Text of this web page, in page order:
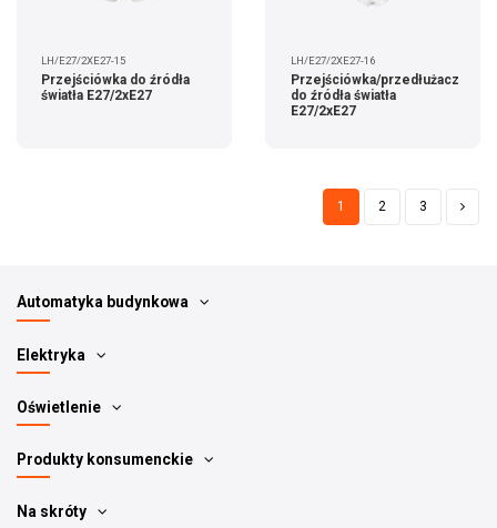
LH/E27/2XE27-15
Przejściówka do źródła
światła E27/2xE27
LH/E27/2XE27-16
Przejściówka/przedłużacz
do źródła światła
E27/2xE27
1 2 3
Automatyka budynkowa
Elektryka
Oświetlenie
Produkty konsumenckie
Na skróty